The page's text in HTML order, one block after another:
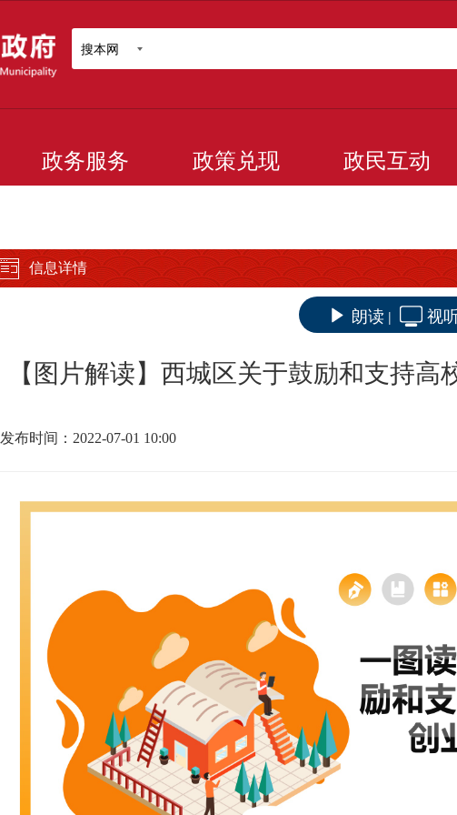
搜本网
政务服务 政策兑现 政民互动
信息详情
朗读 | 视
【图片解读】西城区关于鼓励和支持
发布时间：2022-07-01 10:00